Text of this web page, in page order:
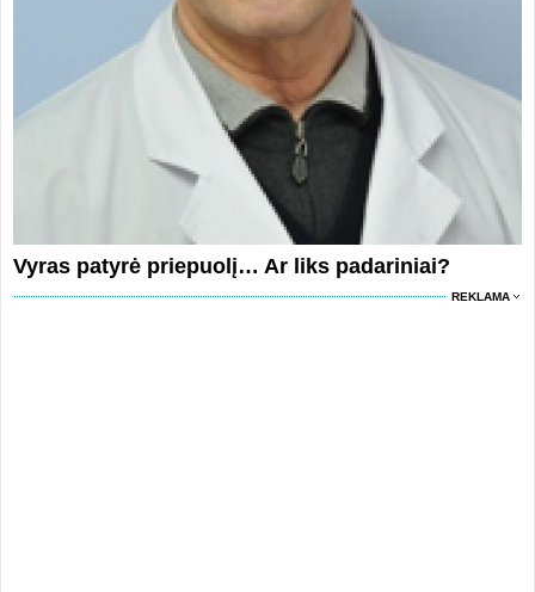
Vyras patyrė priepuolį… Ar liks padariniai?
REKLAMA